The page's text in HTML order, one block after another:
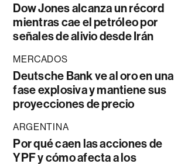
Dow Jones alcanza un récord
mientras cae el petróleo por
señales de alivio desde Irán
MERCADOS
Deutsche Bank ve al oro en una
fase explosiva y mantiene sus
proyecciones de precio
ARGENTINA
Por qué caen las acciones de
YPF y cómo afecta a los